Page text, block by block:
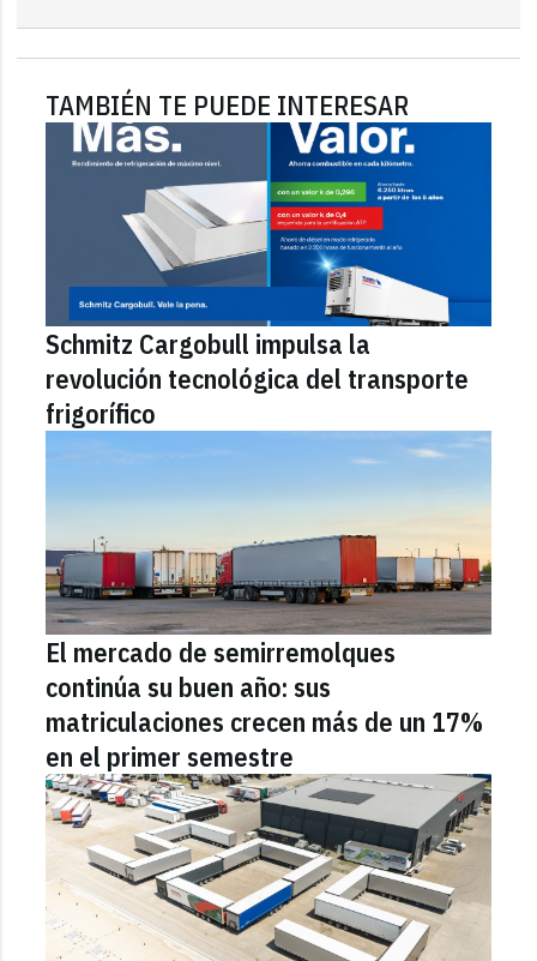
TAMBIÉN TE PUEDE INTERESAR
Schmitz Cargobull impulsa la
revolución tecnológica del transporte
frigorífico
El mercado de semirremolques
continúa su buen año: sus
matriculaciones crecen más de un 17%
en el primer semestre